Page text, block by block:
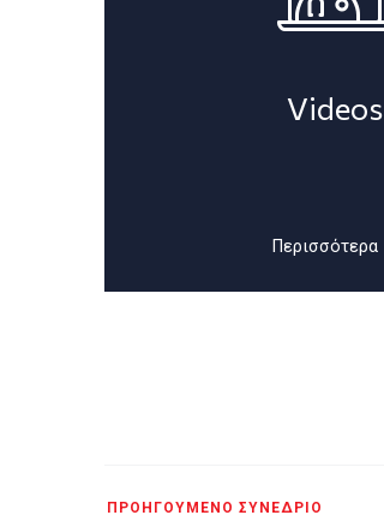
Videos
Περισσότερα
ΠΡΟΗΓΟΎΜΕΝΟ ΣΥΝΈΔΡΙΟ